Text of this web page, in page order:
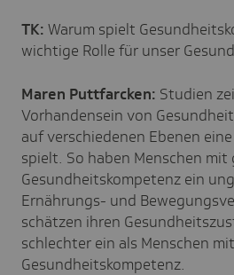
TK: Warum spielt
wichtige Rolle für unser
Maren Puttfarcken: Studien
Vorhandensein von
auf verschiedenen Ebenen
spielt. So haben Menschen mit
Gesundheitskompetenz ein
Ernährungs- und
schätzen ihren
schlechter ein als Menschen
Gesundheitskompetenz.